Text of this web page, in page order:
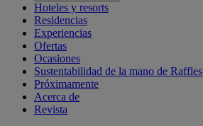
Hoteles y resorts
Residencias
Experiencias
Ofertas
Ocasiones
Sustentabilidad de la mano de Raffles
Próximamente
Acerca de
Revista